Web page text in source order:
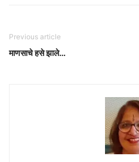
Previous article
माणसाचे हसे झाले…